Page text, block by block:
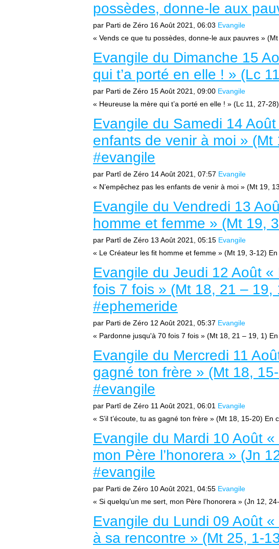
possèdes, donne-le aux
par Parti de Zéro 16 Août 2021, 06:03 Evangile
« Vends ce que tu possèdes, donne-le aux pauvres » (Mt
Evangile du Dimanche 15
qui t’a porté en elle ! » (Lc
par Parti de Zéro 15 Août 2021, 09:00 Evangile
« Heureuse la mère qui t’a porté en elle ! » (Lc 11, 27-28)
Evangile du Samedi 14
enfants de venir à moi »
#evangile
par Partî de Zéro 14 Août 2021, 07:57 Evangile
« N’empêchez pas les enfants de venir à moi » (Mt 19,
Evangile du Vendredi 13
homme et femme » (Mt 19,
par Partî de Zéro 13 Août 2021, 05:15 Evangile
« Le Créateur les fit homme et femme » (Mt 19, 3-12) En
Evangile du Jeudi 12 Août
fois 7 fois » (Mt 18, 21 – 19,
#ephemeride
par Parti de Zéro 12 Août 2021, 05:37 Evangile
« Pardonne jusqu'à 70 fois 7 fois » (Mt 18, 21 – 19, 1) En
Evangile du Mercredi 11
gagné ton frère » (Mt 18,
#evangile
par Partî de Zéro 11 Août 2021, 06:01 Evangile
« S’il t’écoute, tu as gagné ton frère » (Mt 18, 15-20) En
Evangile du Mardi 10 Août «
mon Père l’honorera » (Jn
#evangile
par Parti de Zéro 10 Août 2021, 04:55 Evangile
« Si quelqu’un me sert, mon Père l’honorera » (Jn 12,
Evangile du Lundi 09 Août «
à sa rencontre » (Mt 25, 1-